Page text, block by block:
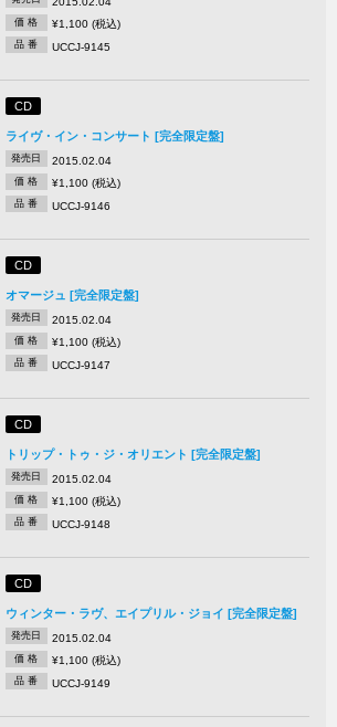
価 格 ¥1,100 (税込)
品 番 UCCJ-9145
CD
ライヴ・イン・コンサート [完全限定盤]
発売日 2015.02.04
価 格 ¥1,100 (税込)
品 番 UCCJ-9146
CD
オマージュ [完全限定盤]
発売日 2015.02.04
価 格 ¥1,100 (税込)
品 番 UCCJ-9147
CD
トリップ・トゥ・ジ・オリエント [完全限定盤]
発売日 2015.02.04
価 格 ¥1,100 (税込)
品 番 UCCJ-9148
CD
ウィンター・ラヴ、エイプリル・ジョイ [完全限定盤]
発売日 2015.02.04
価 格 ¥1,100 (税込)
品 番 UCCJ-9149